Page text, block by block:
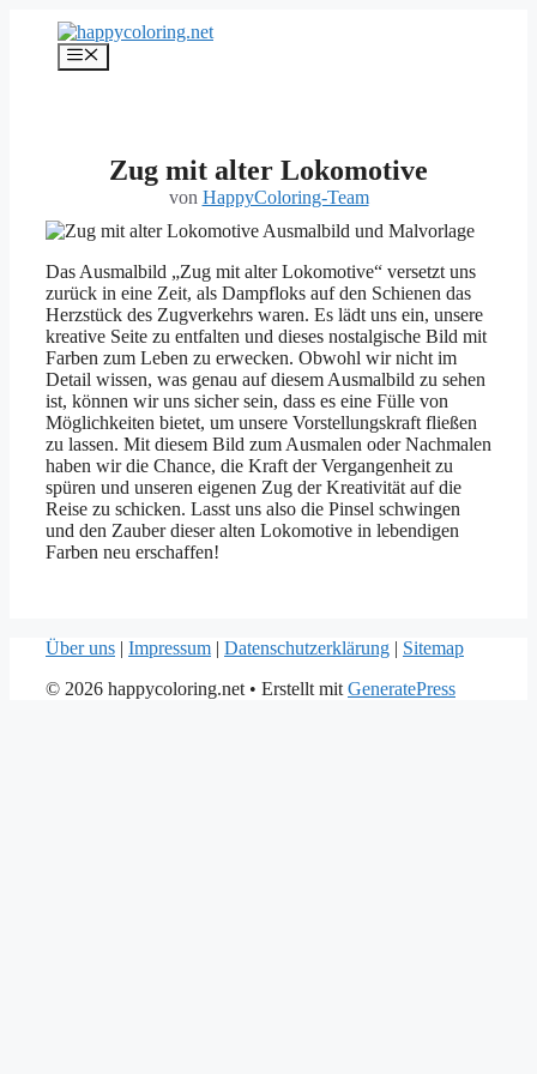
springen
Menü
Zug mit alter Lokomotive
von HappyColoring-Team
Das Ausmalbild „Zug mit alter Lokomotive“ versetzt uns
zurück in eine Zeit, als Dampfloks auf den Schienen das
Herzstück des Zugverkehrs waren. Es lädt uns ein, unsere
kreative Seite zu entfalten und dieses nostalgische Bild mit
Farben zum Leben zu erwecken. Obwohl wir nicht im
Detail wissen, was genau auf diesem Ausmalbild zu sehen
ist, können wir uns sicher sein, dass es eine Fülle von
Möglichkeiten bietet, um unsere Vorstellungskraft fließen
zu lassen. Mit diesem Bild zum Ausmalen oder Nachmalen
haben wir die Chance, die Kraft der Vergangenheit zu
spüren und unseren eigenen Zug der Kreativität auf die
Reise zu schicken. Lasst uns also die Pinsel schwingen
und den Zauber dieser alten Lokomotive in lebendigen
Farben neu erschaffen!
Über uns | Impressum | Datenschutzerklärung | Sitemap
© 2026 happycoloring.net • Erstellt mit GeneratePress